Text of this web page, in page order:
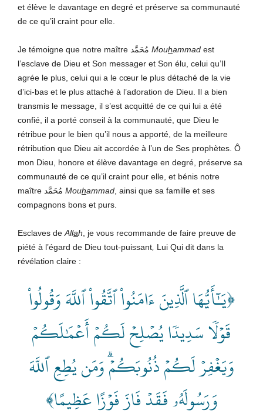
et élève le davantage en degré et préserve sa communauté
de ce qu’il craint pour elle.
Mouhammad est
l’esclave de Dieu et Son messager et Son élu, celui qu’Il
agrée le plus, celui qui a le cœur le plus détaché de la vie
d’ici-bas et le plus attaché à l’adoration de Dieu. Il a bien
transmis le message, il s’est acquitté de ce qui lui a été
confié, il a porté conseil à la communauté, que Dieu le
rétribue pour le bien qu’il nous a apporté, de la meilleure
rétribution que Dieu ait accordée à l’un de Ses prophètes. Ô
mon Dieu, honore et élève davantage en degré, préserve sa
communauté de ce qu’il craint pour elle, et bénis notre
Mouham­mad , ainsi que sa famille et ses
compagnons bons et purs.
Esclaves de Allah , je vous recommande de faire preuve de
piété à l’égard de Dieu tout-puissant Lui Qui dit dans la
révélation claire :
﴿يَـٰٓأَيُّهَا ٱلَّذِينَ ءَامَنُواْ ٱتَّقُواْ ٱللَّهَ وَقُولُواْ
قَوۡلٗا سَدِيدٗا يُصۡلِحۡ لَكُمۡ أَعۡمَٰلَكُمۡ
وَيَغۡفِرۡ لَكُمۡ ذُنُوبَكُمۡۗ وَمَن يُطِعِ ٱللَّهَ
وَرَسُولَهُۥ فَقَدۡ فَازَ فَوۡزًا عَظِيمًا﴾